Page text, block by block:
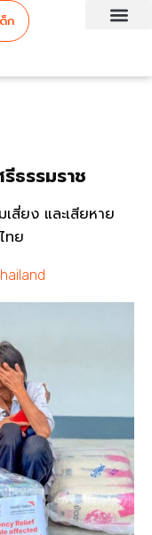
ก
ธรรมราช
สี่ยง และเสียหาย
ทย